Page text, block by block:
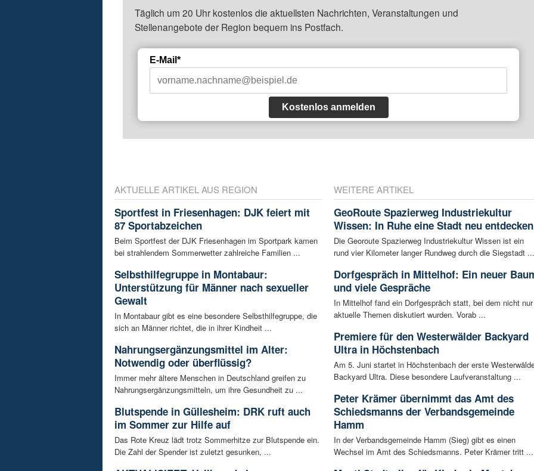
Täglich um 20 Uhr kostenlos die aktuellsten Nachrichten, Veranstaltungen und
Stellenangebote der Region bequem ins Postfach.
E-Mail*
Kostenlos anmelden
AKTUELLE ARTIKEL AUS REGION
Sportfest in Friesenhagen: DJK feiert mit
87 Sportabzeichen
Beim Sportfest der DJK Friesenhagen im Sportpark kamen
bei strahlendem Sommerwetter zahlreiche Familien ...
Selbsthilfegruppe in Montabaur:
Unterstützung für Männer nach sexueller
Gewalt
In Montabaur gibt es eine besondere Selbsthilfegruppe, die
sich an Männer richtet, die in ihrer Kindheit ...
Nahrungsergänzungsmittel im Alter:
Notwendig oder überflüssig?
Immer mehr ältere Menschen in Deutschland greifen zu
Nahrungsergänzungsmitteln, um ihre Gesundheit zu ...
Blutspende in Güllesheim: DRK ruft auch
im Sommer zur Hilfe auf
Das Rote Kreuz lädt trotz Sommerhitze zur Blutspende ein.
Die Zahl der Spender ist zuletzt gesunken, ...
WEITERE ARTIKEL
GeoRoute Spazierweg Industriekultur
Wissen: In Ruhe eine Stadt neu entdecken
Die Georoute Spazierweg Industriekultur Wissen ist ein
rund vier Kilometer langer Rundweg durch die Siegstadt ...
Dorfgespräch in Mittelhof: Ein neuer
und viele Gespräche
In Mittelhof fand ein Dorfgespräch statt, bei dem nicht nur
aktuelle Themen diskutiert wurden. Vorab ...
Premiere für den Westerwälder Backyard
Ultra in Höchstenbach
Am 5. Juni startet in Höchstenbach der erste
Backyard Ultra. Diese besondere Laufveranstaltung ...
Peter Krämer übernimmt das Amt des
Schiedsmanns der Verbandsgemeinde
Hamm
In der Verbandsgemeinde Hamm (Sieg) gibt es einen
Wechsel im Amt des Schiedsmanns. Peter Krämer tritt ...